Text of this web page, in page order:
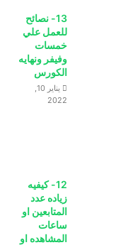
13- نصائح
للعمل علي
خمسات
وفيفر ونهايه
الكورس
يناير 10,
2022
12- كيفيه
زياده عدد
المتابعين او
ساعات
المشاهده او